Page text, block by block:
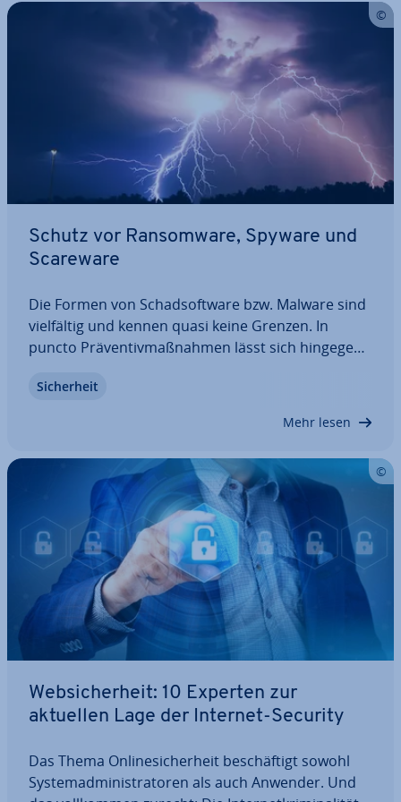
Schutz vor Ran­som­wa­re, Spyware und
Scareware
Die Formen von Schad­soft­ware bzw. Malware sind
viel­fäl­tig und kennen quasi keine Grenzen. In
puncto Prä­ven­tiv­maß­nah­men lässt sich hingegen
Kampf gegen schäd­li­che An­wen­dun­gen ver­spricht.
Si­cher­heit
Mehr lesen
Web­si­cher­heit: 10 Experten zur
aktuellen Lage der Internet-Security
Das Thema On­line­si­cher­heit be­schäf­tigt sowohl
Sys­tem­ad­mi­nis­tra­to­ren als auch Anwender. Und